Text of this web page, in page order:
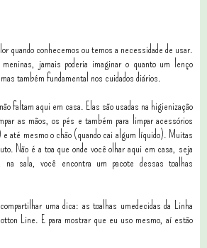
quando conhecemos ou temos a necessidade de usar.
jamais poderia imaginar o quanto um lenço
também fundamental nos cuidados diários.
faltam aqui em casa. Elas são usadas na higienização
as mãos, os pés e também para limpar acessórios
e até mesmo o chão (quando cai algum líquido). Muitas
Não é a toa que onde você olhar aqui em casa, seja
na sala, você encontra um pacote dessas toalhas
uma dica: as toalhas umedecidas da Linha
Line. E para mostrar que eu uso mesmo, aí estão